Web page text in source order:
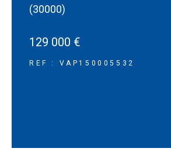
(30000)
129 000 €
REF : VAP150005532